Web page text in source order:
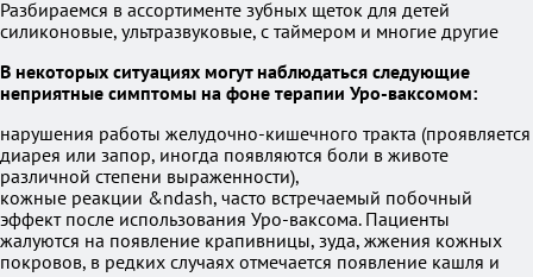
Разбираемся в ассортименте зубных щеток для детей
силиконовые, ультразвуковые, с таймером и многие другие
В некоторых ситуациях могут наблюдаться следующие
неприятные симптомы на фоне терапии Уро-ваксомом:
нарушения работы желудочно-кишечного тракта (проявляется
диарея или запор, иногда появляются боли в животе
различной степени выраженности),
кожные реакции &ndash, часто встречаемый побочный
эффект после использования Уро-ваксома. Пациенты
жалуются на появление крапивницы, зуда, жжения кожных
покровов, в редких случаях отмечается появление кашля и